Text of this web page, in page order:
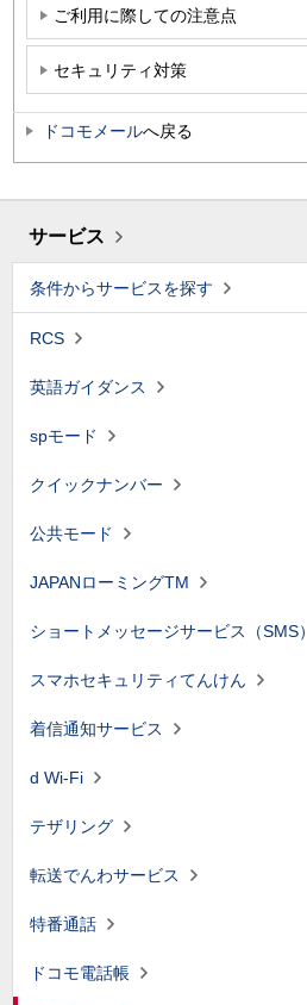
ご利用に際しての注意点
セキュリティ対策
ドコモメールへ戻る
サービス
条件からサービスを探す
RCS
英語ガイダンス
spモード
クイックナンバー
公共モード
JAPANローミングTM
ショートメッセージサービス（SMS）
スマホセキュリティてんけん
着信通知サービス
d Wi-Fi
テザリング
転送でんわサービス
特番通話
ドコモ電話帳